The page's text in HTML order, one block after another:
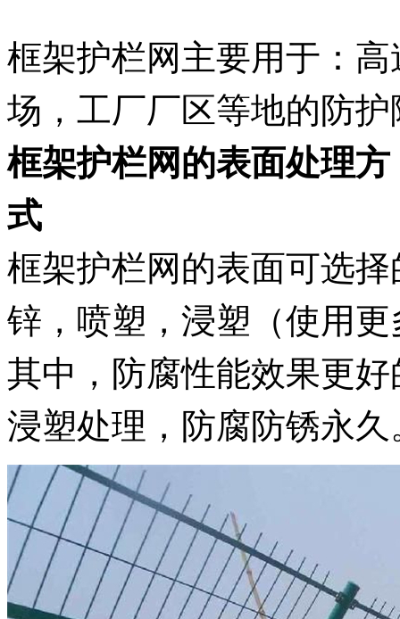
框架护栏网主要用于：
场，工厂厂区等地的防
框架护栏网的表面处理方
框架护栏网的表面可选
锌，喷塑，浸塑（使用
其中，防腐性能效果更
浸塑处理，防腐防锈永